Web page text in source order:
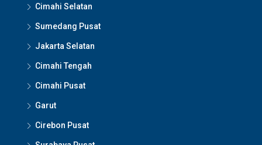
Cimahi Selatan
Sumedang Pusat
Jakarta Selatan
Cimahi Tengah
Cimahi Pusat
Garut
Cirebon Pusat